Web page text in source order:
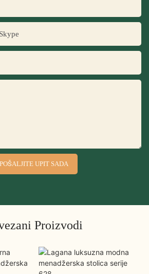
POŠALJITE UPIT SADA
Proizvodi